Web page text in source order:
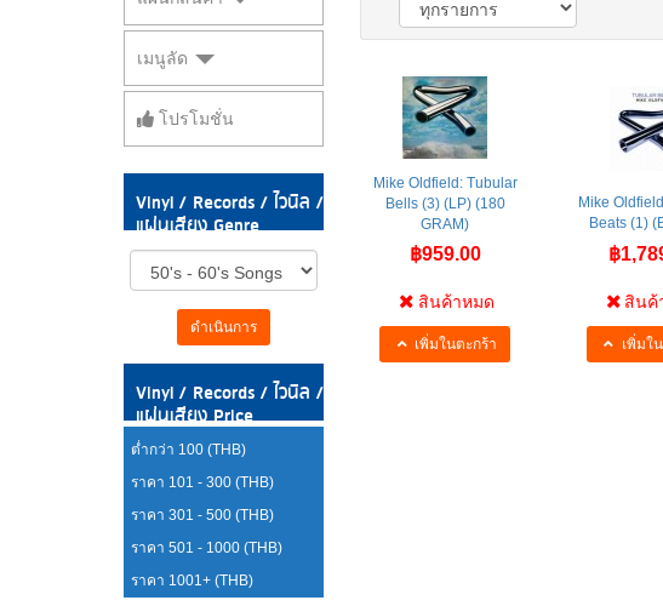
เมนูลัด
โปรโมชั่น
Vinyl / Records / ไวนิล /
แผ่นเสียง Genre
ดำเนินการ
Vinyl / Records / ไวนิล /
แผ่นเสียง Price
ต่ำกว่า 100 (THB)
ราคา 101 - 300 (THB)
ราคา 301 - 500 (THB)
ราคา 501 - 1000 (THB)
ราคา 1001+ (THB)
Mike Oldfield: Tubular
Bells (3) (LP) (180
GRAM)
฿959.00
สินค้าหมด
เพิ่มในตะกร้า
Mike
Beats (1)
฿
สินค้
เพิ่มใ